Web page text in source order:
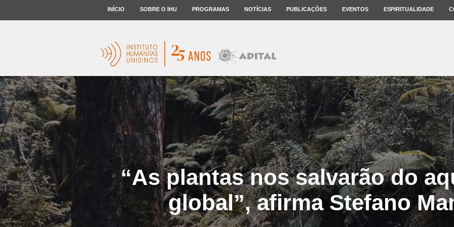
INÍCIO SOBRE O IHU PROGRAMAS NOTÍCIAS PUBLICAÇÕES EVENTOS ESPIRITUALIDADE
“As plantas nos salvarão do
global”, afirma Stefano